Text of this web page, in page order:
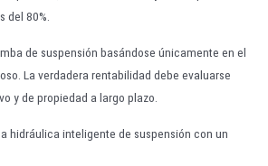
del 80%.
de suspensión basándose únicamente en el
La verdadera rentabilidad debe evaluarse
y de propiedad a largo plazo.
hidráulica inteligente de suspensión con un